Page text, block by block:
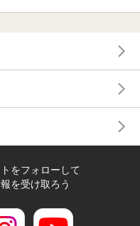
をフォローして
を受け取ろう